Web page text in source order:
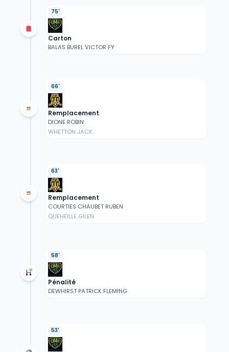
75'
Carton
BALAS BUREL VICTOR FY
66'
Remplacement
DIONE ROBIN
WHETTON JACK
63'
Remplacement
COURTIES CHAUBET RUBEN
QUEHEILLE GILEN
58'
Pénalité
DEWHIRST PATRICK FLEMING
53'